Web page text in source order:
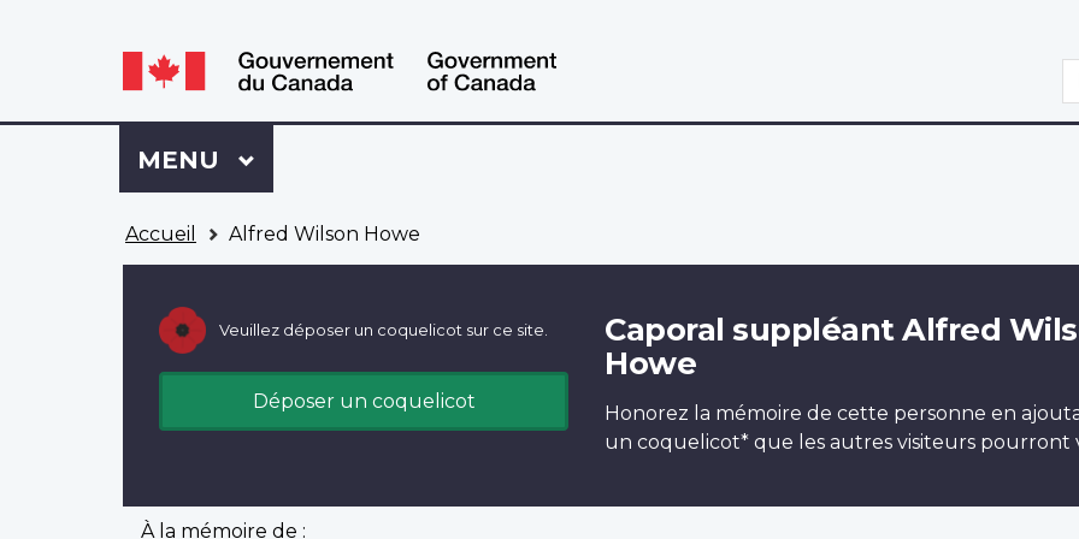
Language
switcher
Language
switcher
Se
connecter
à
Dossier
Menu
MENU PRINCIPAL
Accueil Alfred Wilson Howe
Veuillez déposer un coquelicot sur ce site.
Déposer un coquelicot
Caporal suppléant Alfred
Howe
Honorez la mémoire de cette personne en
un coquelicot* que les autres visiteurs pourront
À la mémoire de :